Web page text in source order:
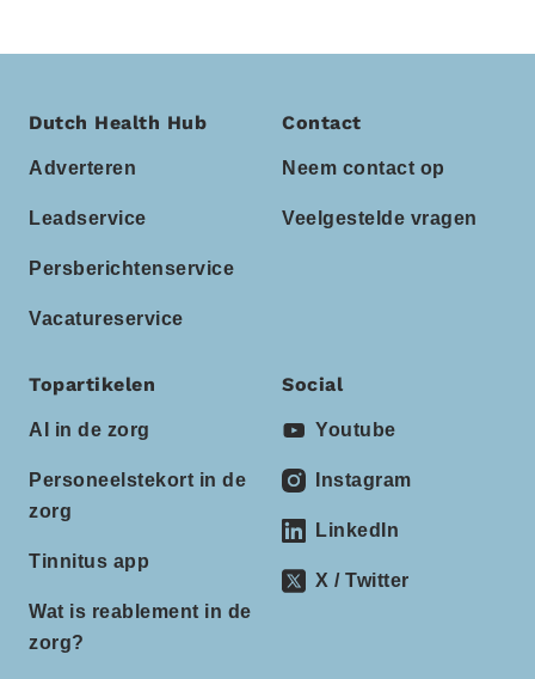
Dutch Health Hub
Adverteren
Leadservice
Persberichtenservice
Vacatureservice
Contact
Neem contact op
Veelgestelde vragen
Topartikelen
AI in de zorg
Personeelstekort in de
zorg
Tinnitus app
Wat is reablement in de
zorg?
Social
Youtube
Instagram
LinkedIn
X / Twitter